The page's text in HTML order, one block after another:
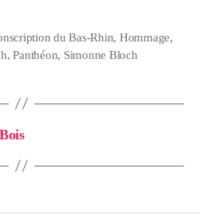
du Bas-Rhin, Hommage,
,Panthéon, Simonne Bloch